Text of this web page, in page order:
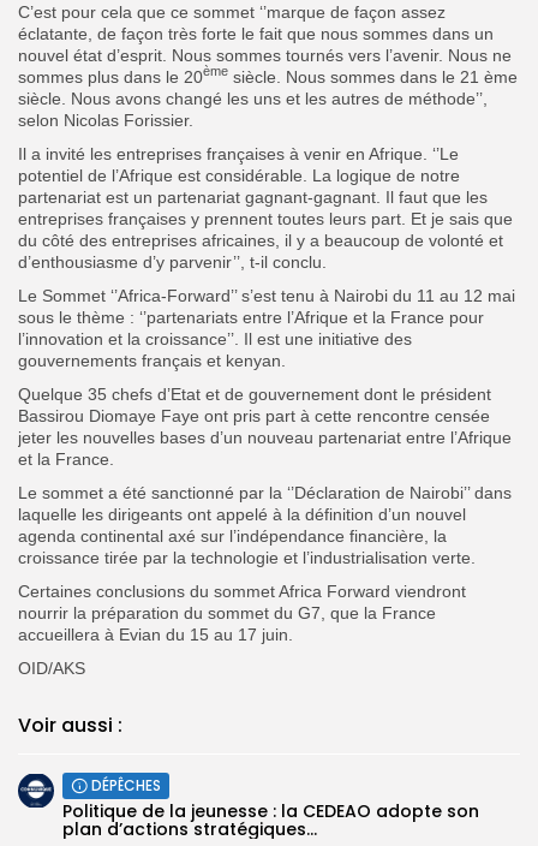
C’est pour cela que ce sommet ‘’marque de façon assez
éclatante, de façon très forte le fait que nous sommes dans un
nouvel état d’esprit. Nous sommes tournés vers l’avenir. Nous ne
sommes plus dans le 20ème siècle. Nous sommes dans le 21 ème
siècle. Nous avons changé les uns et les autres de méthode’’,
selon Nicolas Forissier.
Il a invité les entreprises françaises à venir en Afrique. ‘’Le
potentiel de l’Afrique est considérable. La logique de notre
partenariat est un partenariat gagnant-gagnant. Il faut que les
entreprises françaises y prennent toutes leurs part. Et je sais que
du côté des entreprises africaines, il y a beaucoup de volonté et
d’enthousiasme d’y parvenir’’, t-il conclu.
Le Sommet ‘’Africa-Forward’’ s’est tenu à Nairobi du 11 au 12 mai
sous le thème : ‘’partenariats entre l’Afrique et la France pour
l’innovation et la croissance’’. Il est une initiative des
gouvernements français et kenyan.
Quelque 35 chefs d’Etat et de gouvernement dont le président
Bassirou Diomaye Faye ont pris part à cette rencontre censée
jeter les nouvelles bases d’un nouveau partenariat entre l’Afrique
et la France.
Le sommet a été sanctionné par la ‘’Déclaration de Nairobi’’ dans
laquelle les dirigeants ont appelé à la définition d’un nouvel
agenda continental axé sur l’indépendance financière, la
croissance tirée par la technologie et l’industrialisation verte.
Certaines conclusions du sommet Africa Forward viendront
nourrir la préparation du sommet du G7, que la France
accueillera à Evian du 15 au 17 juin.
OID/AKS
Voir aussi :
DÉPÊCHES
Politique de la jeunesse : la CEDEAO adopte son
plan d’actions stratégiques...